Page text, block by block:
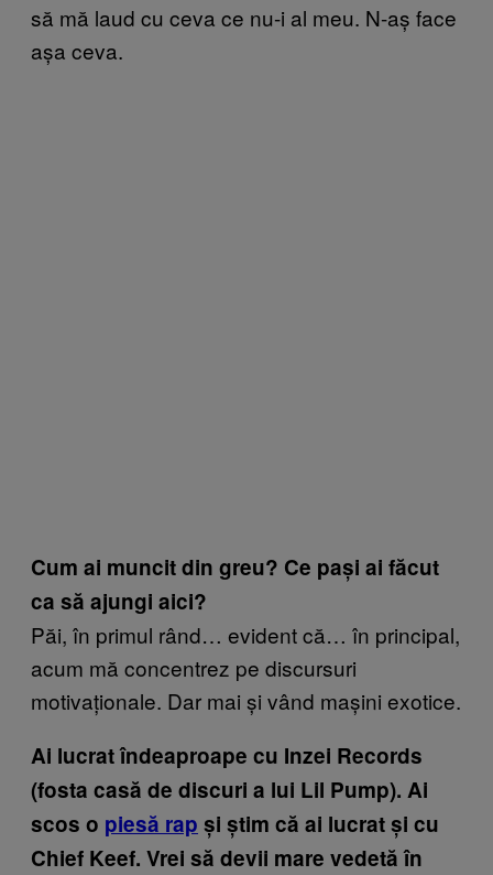
să mă laud cu ceva ce nu-i al meu. N-aș face
așa ceva.
Cum ai muncit din greu? Ce pași ai făcut
ca să ajungi aici?
Păi, în primul rând… evident că… în principal,
acum mă concentrez pe discursuri
motivaționale. Dar mai și vând mașini exotice.
Ai lucrat îndeaproape cu Inzei Records
(fosta casă de discuri a lui Lil Pump). Ai
scos o piesă rap și știm că ai lucrat și cu
Chief Keef. Vrei să devii mare vedetă în